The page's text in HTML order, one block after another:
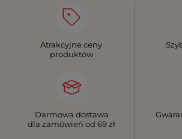
Atrakcyjne ceny
produktów
Darmowa dostawa
dla zamówień od 69 zł